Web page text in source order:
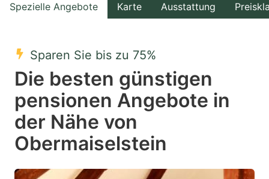
the
select
a
date.
Press
question
mark
the
a
date.
question
mark
Spezielle Angebote Karte Ausstattung
Sparen Sie bis zu 75%
Die besten günstigen
pensionen Angebote in
der Nähe von
Obermaiselstein